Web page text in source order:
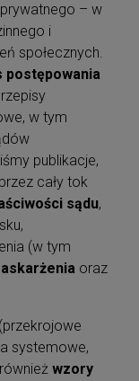
– w
i
społecznych.
postępowania
w tym
publikacje,
cały tok
sądu,
(w tym
oraz
(przekrojowe
systemowe,
wzory